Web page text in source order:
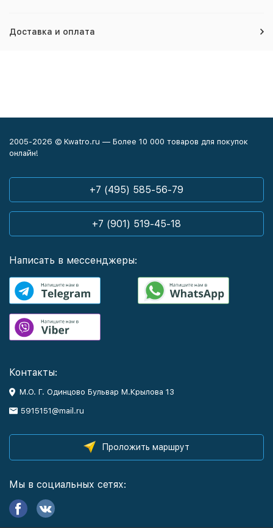
Доставка и оплата
2005-2026 © Kwatro.ru — Более 10 000 товаров для покупок
онлайн!
+7 (495) 585-56-79
+7 (901) 519-45-18
Написать в мессенджеры:
Контакты:
М.О. Г. Одинцово Бульвар М.Крылова 13
5915151@mail.ru
Проложить маршрут
Мы в социальных сетях: